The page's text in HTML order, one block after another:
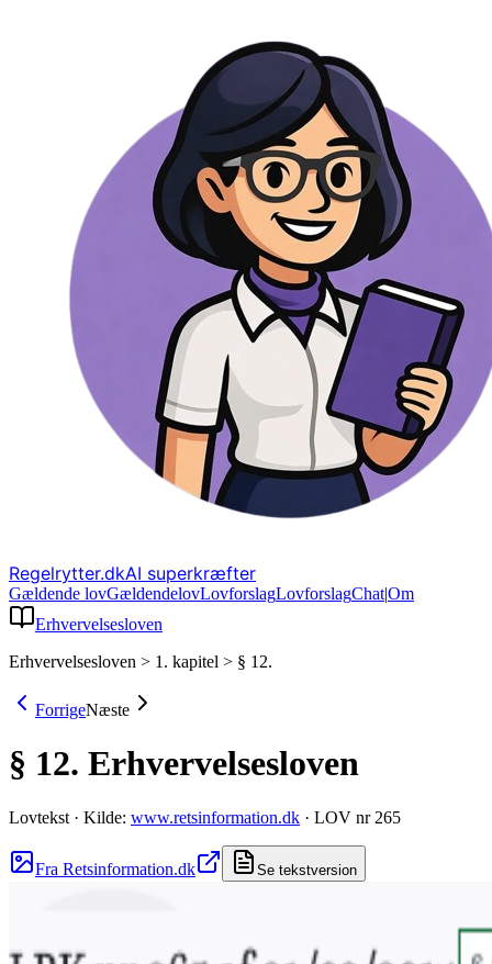
Regelrytter.dkAI superkræfter
Gældende lovGældendelovLovforslagLovforslagChat|Om
Erhvervelsesloven
Erhvervelsesloven > 1. kapitel > § 12.
ForrigeNæste
§ 12. Erhvervelsesloven
Lovtekst · Kilde: www.retsinformation.dk · LOV nr 265
Fra Retsinformation.dk Se tekstversion